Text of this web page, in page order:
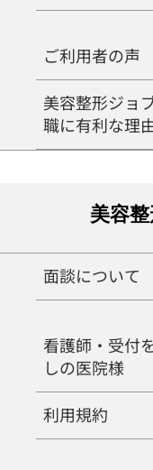
ご利用者の声
美容整形ジョ
職に有利な理
美容
面談について
看護師・受付
しの医院様
利用規約